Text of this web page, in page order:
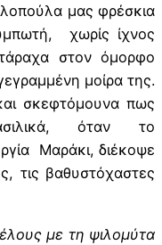
μας φρέσκια
χωρίς ίχνος
στον όμορφο
μοίρα της.
σκεφτόμουνα πως
όταν το
Μαράκι, διέκοψε
τις βαθυστόχαστες
με τη ψιλομύτα